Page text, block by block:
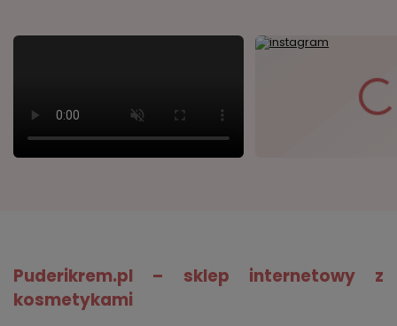
Puderikrem.pl – sklep internetowy z
kosmetykami